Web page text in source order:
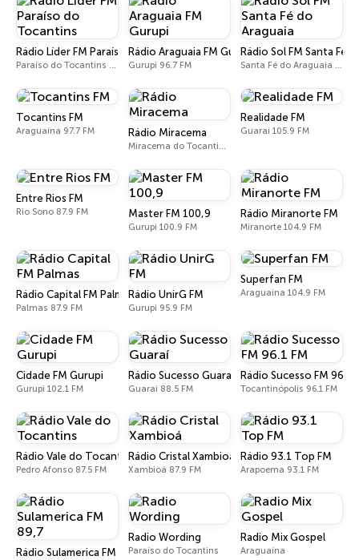
Rádio Líder FM Paraíso do Tocantins
Paraíso do Tocantins 95.7 FM
Rádio Araguaia FM Gurupi
Gurupi 96.7 FM
Rádio Sol FM Santa Fé
Santa Fé do Araguaia 87.9 FM
Tocantins FM
Araguaína 97.7 FM Rádio Miracema
Miracema do Tocantins 104.9 FM
Realidade FM
Guaraí 105.9 FM
Entre Rios FM
Rio Sono 87.9 FM Master FM 100,9
Gurupi 100.9 FM
Rádio Miranorte FM
Miranorte 104.9 FM
Rádio Capital FM Palmas
Palmas 87.9 FM
Rádio UnirG FM
Gurupi 95.9 FM
Superfan FM
Araguaína 104.9 FM
Cidade FM Gurupi
Gurupi 102.1 FM
Rádio Sucesso Guaraí
Guaraí 88.5 FM
Rádio Sucesso FM 96.1
Tocantinópolis 96.1 FM
Rádio Vale do Tocantins
Pedro Afonso 87.5 FM
Rádio Cristal Xambioá
Xambioá 87.9 FM
Rádio 93.1 Top FM
Arapoema 93.1 FM
Rádio Sulamerica FM 89,7
Radio Wording
Paraíso do Tocantins
Radio Mix Gospel
Araguaína